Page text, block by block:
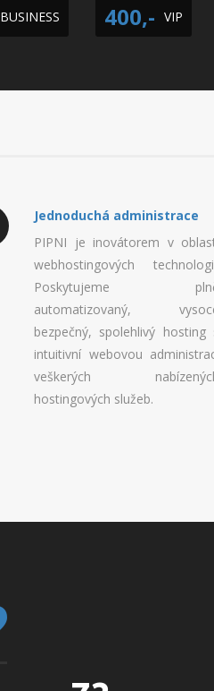
BUSINESS 400,- VIP
Jednoduchá administrace
PIPNI je inovátorem v
webhostingových
Poskytujeme
automatizovaný,
bezpečný, spolehlivý hosting
intuitivní webovou
veškerých
hostingových služeb.